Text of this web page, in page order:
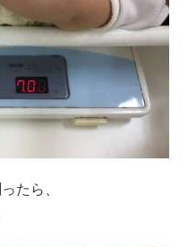
たら、